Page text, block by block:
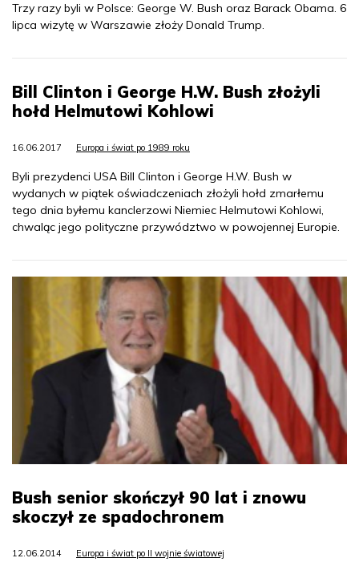
Trzy razy byli w Polsce: George W. Bush oraz Barack Obama. 6
lipca wizytę w Warszawie złoży Donald Trump.
Bill Clinton i George H.W. Bush złożyli
hołd Helmutowi Kohlowi
16.06.2017 Europa i świat po 1989 roku
Byli prezydenci USA Bill Clinton i George H.W. Bush w
wydanych w piątek oświadczeniach złożyli hołd zmarłemu
tego dnia byłemu kanclerzowi Niemiec Helmutowi Kohlowi,
chwaląc jego polityczne przywództwo w powojennej Europie.
Bush senior skończył 90 lat i znowu
skoczył ze spadochronem
12.06.2014 Europa i świat po II wojnie światowej